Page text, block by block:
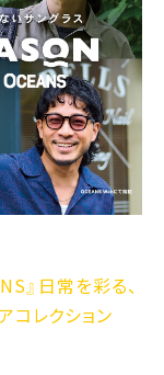
』日常を彩る、
コレクション